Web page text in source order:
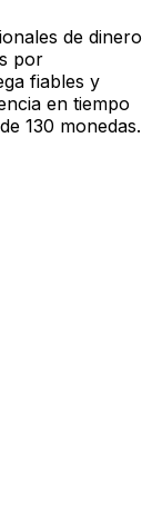
de dinero
por
fiables y
en tiempo
130 monedas.